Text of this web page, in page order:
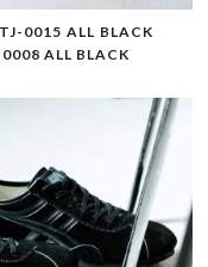
0015 ALL BLACK
ALL BLACK